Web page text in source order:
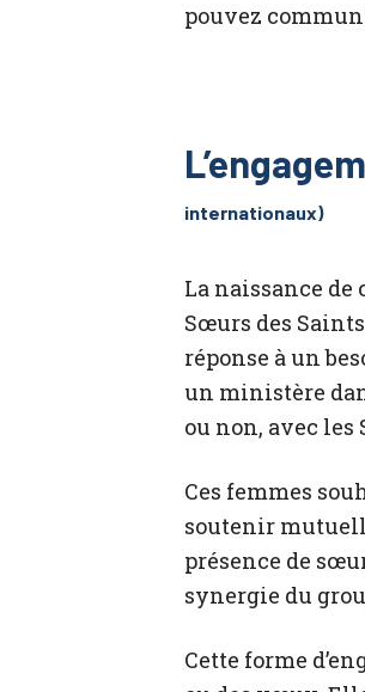
pouvez
internationaux)
La naissance
Sœurs des
réponse à un
un ministère
ou non, avec les
Ces femmes
soutenir
présence de
synergie du
Cette forme